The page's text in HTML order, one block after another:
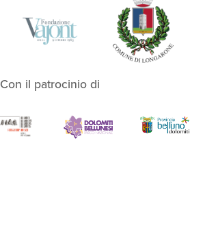
Con il patrocinio di